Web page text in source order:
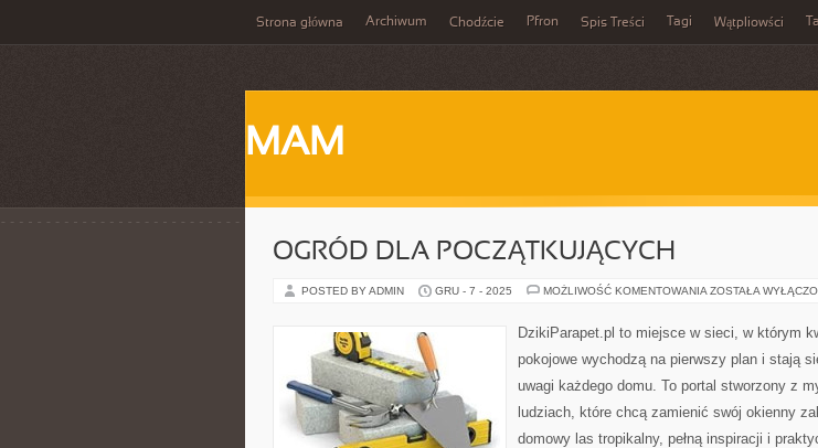
Strona główna Archiwum Chodźcie Pfron Spis Treści Tagi Wątpliowści
MAM
OGRÓD DLA POCZĄTKUJĄCYCH
POSTED BY ADMIN GRU - 7 - 2025 MOŻLIWOŚĆ KOMENTOWANIA OGRÓD
ZOSTAŁA
DzikiParapet.pl to miejsce w sieci, w którym
pokojowe wychodzą na pierwszy plan i stają
uwagi każdego domu. To portal stworzony z
ludziach, które chcą zamienić swój okienny
domowy las tropikalny, pełną inspiracji i